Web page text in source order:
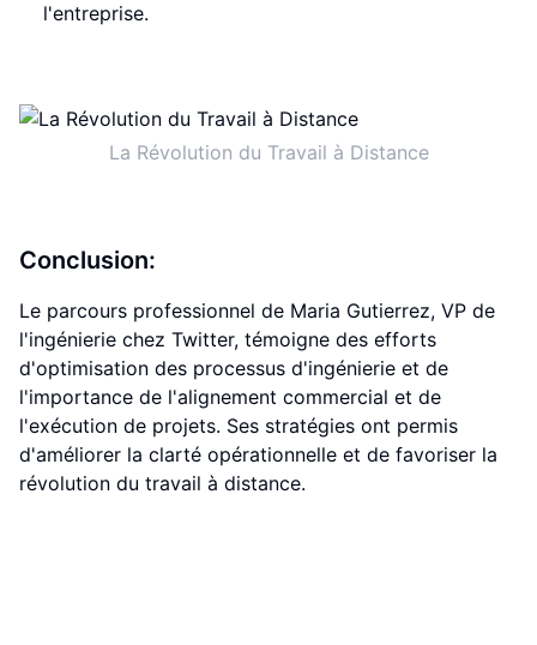
l'entreprise.
La Révolution du Travail à Distance
Conclusion:
Le parcours professionnel de Maria Gutierrez, VP de
l'ingénierie chez Twitter, témoigne des efforts
d'optimisation des processus d'ingénierie et de
l'importance de l'alignement commercial et de
l'exécution de projets. Ses stratégies ont permis
d'améliorer la clarté opérationnelle et de favoriser la
révolution du travail à distance.